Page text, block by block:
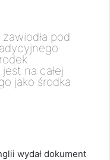
pod
na całej
jako środka
wydał dokument